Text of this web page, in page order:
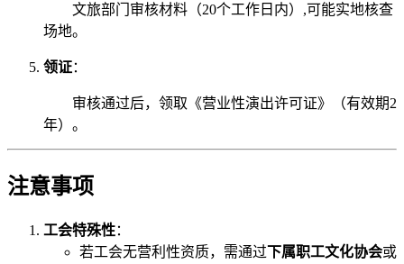
文旅部门审核材料（20个工作日内）,可能实地核查
场地。
领证：
审核通过后，领取《营业性演出许可证》（有效期2
年）。
注意事项
工会特殊性：
若工会无营利性资质，需通过下属职工文化协会或